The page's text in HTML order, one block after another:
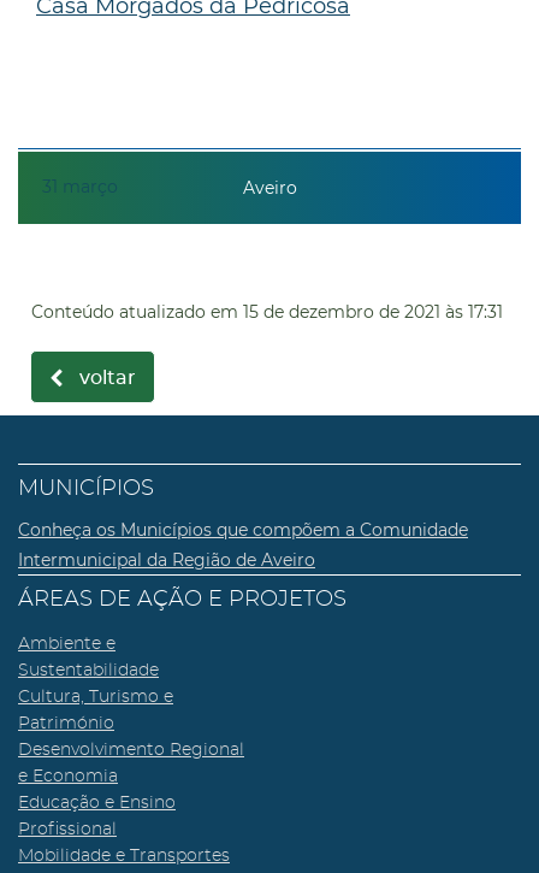
31 março
Casa Morgados da Pedricosa
Aveiro
Conteúdo atualizado em 15 de dezembro de 2021 às 17:31
voltar
MUNICÍPIOS
Conheça os Municípios que compõem a Comunidade
Intermunicipal da Região de Aveiro
ÁREAS DE AÇÃO E PROJETOS
Ambiente e
Sustentabilidade
Cultura, Turismo e
Património
Desenvolvimento Regional
e Economia
Educação e Ensino
Profissional
Mobilidade e Transportes